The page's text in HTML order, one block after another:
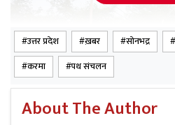
उत्तर प्रदेश ख़बर सोनभद्र
करमा
पथ संचलन
About The Author